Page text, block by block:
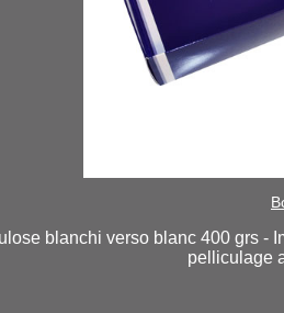
blanchi verso blanc 400 grs -
pelliculage